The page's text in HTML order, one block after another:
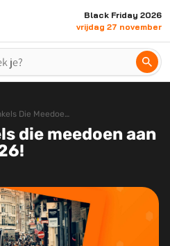
Black Friday 2026
vrijdag 27 november
Dit Zijn De Winkels Die Meedoen Aan Black Friday 2026
die meedoen aan